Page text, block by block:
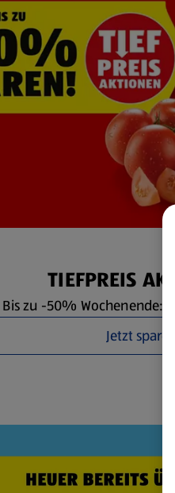
TIEFPREIS
Bis zu -50% Wochenende:
Jetzt sparen